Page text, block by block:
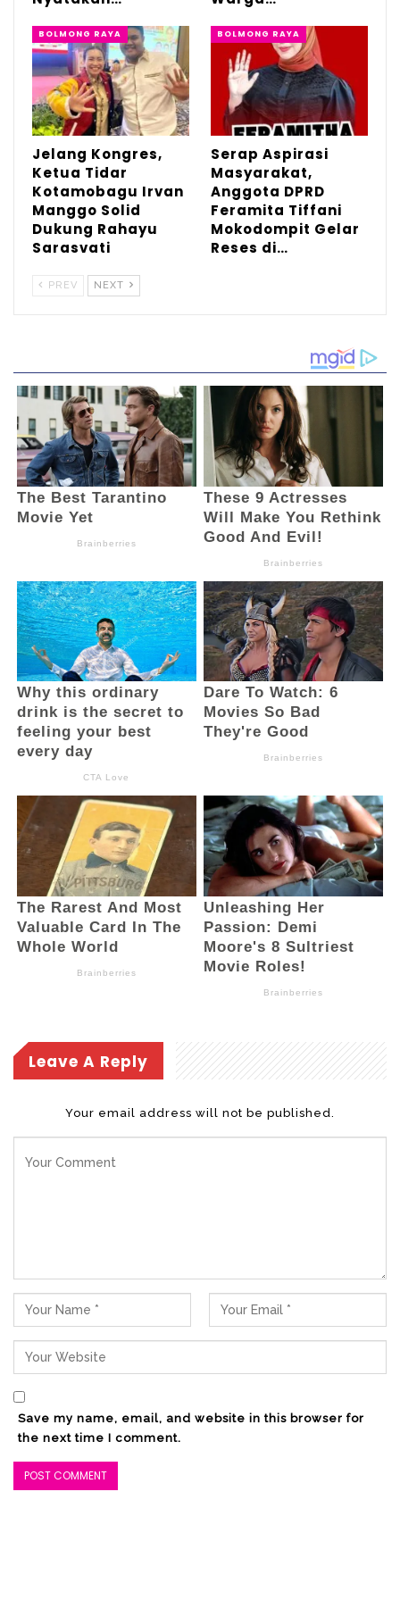
sudah selesai, Bawaslu akan memproses
penanganan pelanggaran. “Ini sebagai
evaluasi untuk bekerja sebagai
penyelenggara harus profesional,” tutup
pria yang dikenal akrab dengan wartawan
ini.(ale/*)
BOLMONG RAYA
Jelang Kongres,
Ketua Tidar
Kotamobagu Irvan
Manggo Solid
Dukung Rahayu
Sarasvati
BOLMONG RAYA
Serap Aspirasi
Masyarakat,
Anggota DPRD
Feramita Tiffani
Mokodompit Gelar
Reses di…
PREV NEXT
Leave A Reply
Your email address will not be published.
Save my name, email, and website in this browser for
the next time I comment.